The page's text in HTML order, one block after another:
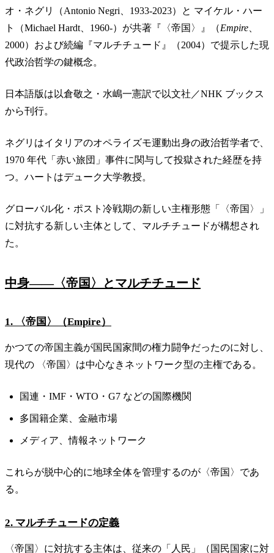
オ・ネグリ（Antonio Negri、1933-2023）と マイケル・ハー
ト（Michael Hardt、1960-）が共著『〈帝国〉』（Empire
2000）および続編『マルチチュード』（2004）で提示した現
代政治哲学の鍵概念。
日本語版は以倉敬之・水嶋一憲訳で以文社／NHK ブックス
から刊行。
ネグリはイタリアのオペライズモ運動出身の政治哲学者で、
1970 年代「赤い旅団」事件に関与して投獄された経歴を持
つ。ハートはデューク大学教授。
グローバル化・ポスト冷戦期の新しい主権形態「〈帝国〉」
に対抗する新しい主体として、マルチチュードが構想され
た。
中身——〈帝国〉とマルチチュード
1. 〈帝国〉（Empire）
かつての帝国主義が国民国家間の権力闘争だったのに対し、
現代の 〈帝国〉は中心なきネットワーク型の主権である。
国連・IMF・WTO・G7 などの国際機関
多国籍企業、金融市場
メディア、情報ネットワーク
これらが脱中心的に地球全体を管理するのが〈帝国〉であ
る。
2. マルチチュードの定義
〈帝国〉に対抗する主体は、従来の「人民」（国民国家に対